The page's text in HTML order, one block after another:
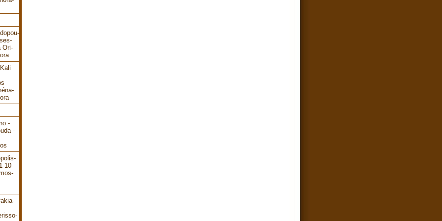
Ori-
-
-
10